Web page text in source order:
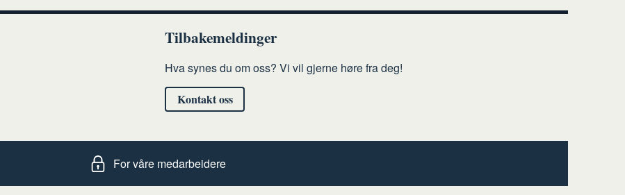
Tilbakemeldinger
Hva synes du om oss? Vi vil gjerne høre fra deg!
Kontakt oss
For våre medarbeidere